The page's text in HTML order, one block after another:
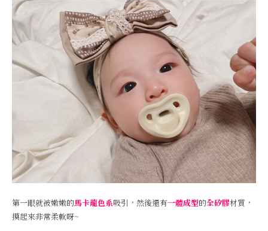
第一眼就被嫩嫩的馬卡龍色系吸引，然後還有一體成型的全矽膠材質，
摸起來非常柔軟呀~